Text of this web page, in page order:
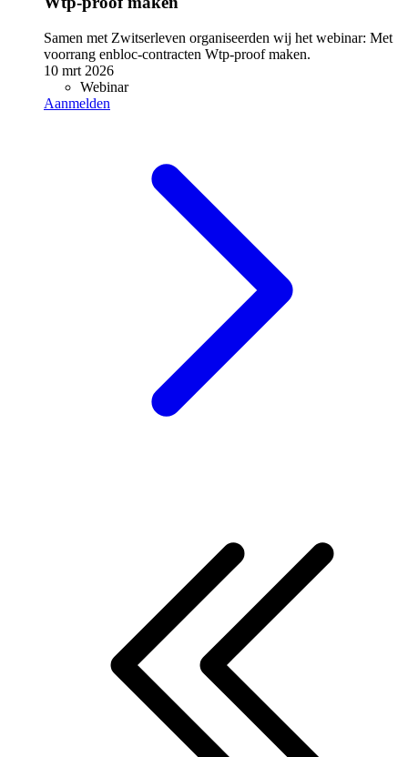
Samen met Zwitserleven organiseerden wij het webinar: Met
voorrang enbloc-contracten Wtp-proof maken.
10 mrt 2026
Webinar
Aanmelden